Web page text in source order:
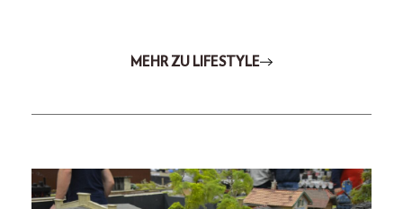
MEHR ZU LIFESTYLE